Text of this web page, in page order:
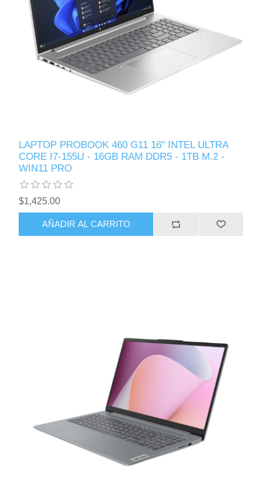
LAPTOP PROBOOK 460 G11 16" INTEL ULTRA
CORE I7-155U - 16GB RAM DDR5 - 1TB M.2 -
WIN11 PRO
$1,425.00
AÑADIR AL CARRITO